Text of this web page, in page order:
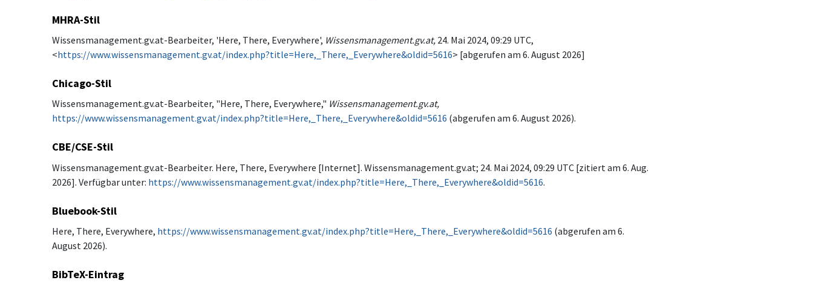
MHRA-Stil
Wissensmanagement.gv.at-Bearbeiter, 'Here, There, Everywhere', Wissensmanagement.gv.at, 24. Mai 2024, 09:29 UTC,
<https://www.wissensmanagement.gv.at/index.php?title=Here,_There,_Everywhere&oldid=5616> [abgerufen am 6. August 2026]
Chicago-Stil
Wissensmanagement.gv.at-Bearbeiter, "Here, There, Everywhere," Wissensmanagement.gv.at,
https://www.wissensmanagement.gv.at/index.php?title=Here,_There,_Everywhere&oldid=5616 (abgerufen am 6. August 2026).
CBE/CSE-Stil
Wissensmanagement.gv.at-Bearbeiter. Here, There, Everywhere [Internet]. Wissensmanagement.gv.at; 24. Mai 2024, 09:29 UTC [zitiert am 6. Aug.
2026]. Verfügbar unter: https://www.wissensmanagement.gv.at/index.php?title=Here,_There,_Everywhere&oldid=5616.
Bluebook-Stil
Here, There, Everywhere, https://www.wissensmanagement.gv.at/index.php?title=Here,_There,_Everywhere&oldid=5616 (abgerufen am 6.
August 2026).
BibTeX-Eintrag